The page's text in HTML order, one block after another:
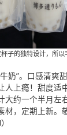
子的独特设计，所以
奶”。口感清爽
人上瘾！甜度适
约一个半月左
材，定期上新。